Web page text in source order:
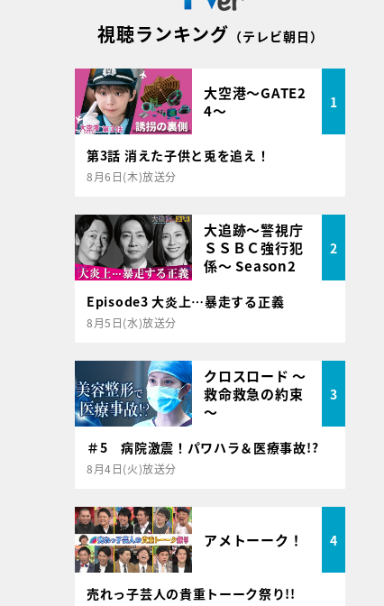
視聴ランキング （テレビ朝日）
大空港～GATE2
4～
1
第3話 消えた子供と兎を追え！
8月6日(木)放送分
大追跡～警視庁
ＳＳＢＣ強行犯
係～ Season2
2
Episode3 大炎上…暴走する正義
8月5日(水)放送分
クロスロード ～
救命救急の約束
～
3
＃5 病院激震！パワハラ＆医療事故!?
8月4日(火)放送分
アメトーーク！ 4
売れっ子芸人の貴重トーーク祭り!!